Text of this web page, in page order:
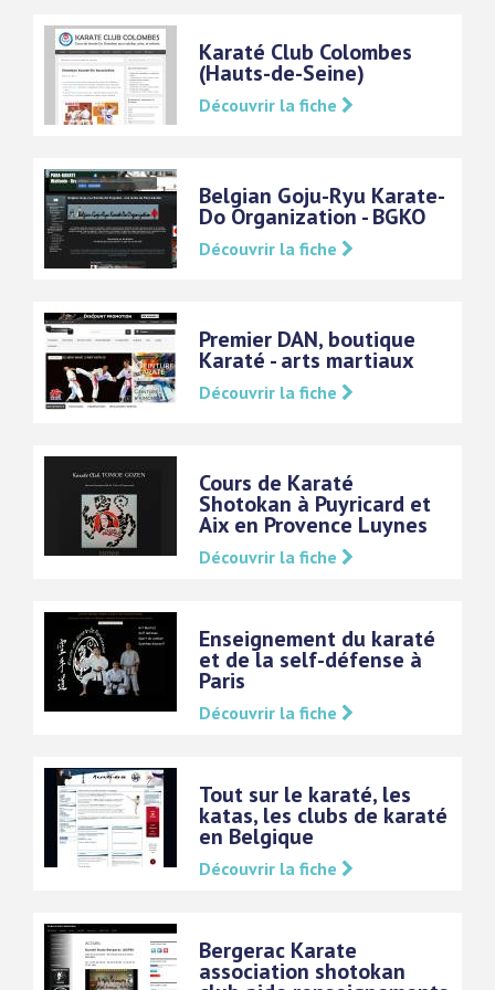
Karaté Club Colombes
(Hauts-de-Seine)
Découvrir la fiche
Belgian Goju-Ryu Karate-
Do Organization - BGKO
Découvrir la fiche
Premier DAN, boutique
Karaté - arts martiaux
Découvrir la fiche
Cours de Karaté
Shotokan à Puyricard et
Aix en Provence Luynes
Découvrir la fiche
Enseignement du karaté
et de la self-défense à
Paris
Découvrir la fiche
Tout sur le karaté, les
katas, les clubs de karaté
en Belgique
Découvrir la fiche
Bergerac Karate
association shotokan